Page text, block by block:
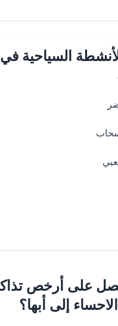
السياحية في أبها
أرخص تذاكر
إلى أبها؟